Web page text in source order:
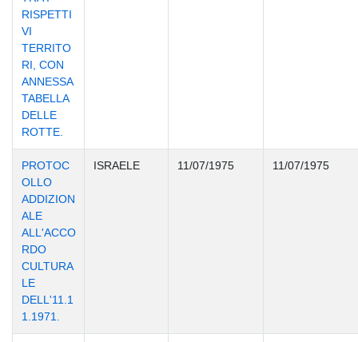
RISPETTI
VI
TERRITO
RI, CON
ANNESSA
TABELLA
DELLE
ROTTE.
PROTOC
OLLO
ADDIZION
ALE
ALL'ACCO
RDO
CULTURA
LE
DELL'11.1
1.1971.
ISRAELE 11/07/1975 11/07/1975